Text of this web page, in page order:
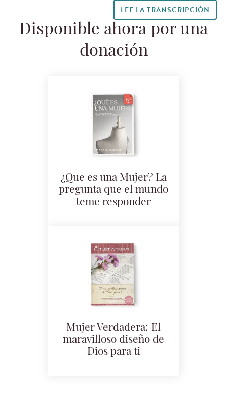
LEE LA TRANSCRIPCIÓN
Disponible ahora por una
donación
¿Que es una Mujer? La
pregunta que el mundo
teme responder
Mujer Verdadera: El
maravilloso diseño de
Dios para ti